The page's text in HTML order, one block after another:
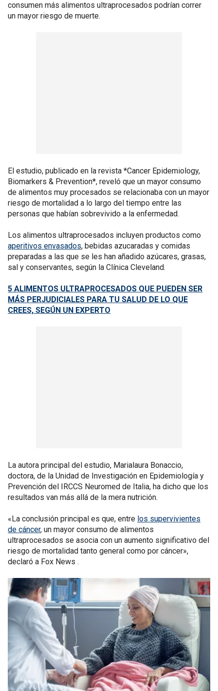
consumen más alimentos ultraprocesados podrían correr
un mayor riesgo de muerte.
El estudio, publicado en la revista *Cancer Epidemiology,
Biomarkers & Prevention*, reveló que un mayor consumo
de alimentos muy procesados se relacionaba con un mayor
riesgo de mortalidad a lo largo del tiempo entre las
personas que habían sobrevivido a la enfermedad.
Los alimentos ultraprocesados incluyen productos como
aperitivos envasados, bebidas azucaradas y comidas
preparadas a las que se les han añadido azúcares, grasas,
sal y conservantes, según la Clínica Cleveland.
5 ALIMENTOS ULTRAPROCESADOS QUE PUEDEN SER
MÁS PERJUDICIALES PARA TU SALUD DE LO QUE
CREES, SEGÚN UN EXPERTO
La autora principal del estudio, Marialaura Bonaccio,
doctora, de la Unidad de Investigación en Epidemiología y
Prevención del IRCCS Neuromed de Italia, ha dicho que los
resultados van más allá de la mera nutrición.
«La conclusión principal es que, entre los supervivientes
de cáncer, un mayor consumo de alimentos
ultraprocesados se asocia con un aumento significativo del
riesgo de mortalidad tanto general como por cáncer»,
declaró a Fox News .